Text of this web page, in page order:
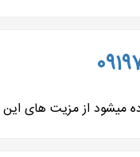
از مزیت های این